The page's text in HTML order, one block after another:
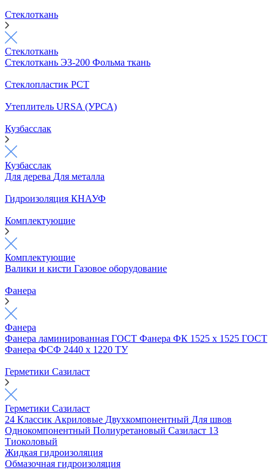
Стеклоткань
Стеклоткань
Стеклоткань ЭЗ-200 Фольма ткань
Стеклопластик РСТ
Утеплитель URSA (УРСА)
Кузбасслак
Кузбасслак
Для дерева Для металла
Гидроизоляция КНАУФ
Комплектующие
Комплектующие
Валики и кисти Газовое оборудование
Фанера
Фанера
Фанера ламинированная ГОСТ Фанера ФК 1525 х 1525 ГОСТ
Фанера ФСФ 2440 х 1220 ТУ
Герметики Сазиласт
Герметики Сазиласт
24 Классик Акриловые Двухкомпонентный Для швов
Однокомпонентный Полиуретановый Сазиласт 13
Тиоколовый
Жидкая гидроизоляция
Обмазочная гидроизоляция